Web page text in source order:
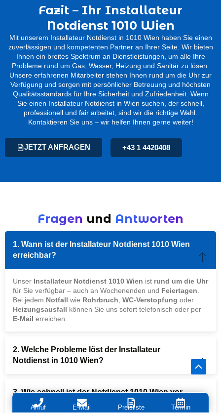
Fazit – Ihr Installateur
Notdienst 1010 Wien
Mit unserem Installateur Notdienst in 1010 Wien haben Sie einen
zuverlässigen und kompetenten Partner an Ihrer Seite. Wir bieten
Ihnen ein breites Spektrum an Dienstleistungen, um alle Ihre
Probleme rund um Gas, Wasser, Heizung und Sanitär zu lösen.
Unsere erfahrenen Mitarbeiter stehen Ihnen rund um die Uhr zur
Verfügung und sorgen mit persönlicher Betreuung und höchsten
Qualitätsstandards für Ihre Sicherheit und Zufriedenheit. Wenn
Sie einen Installateur Notdienst in Wien suchen, der schnell,
professionell und fair arbeitet, sind wir die richtige Wahl.
Kontaktieren Sie uns – wir helfen Ihnen gerne weiter!
JETZT ANFRAGEN +43 1 4420408
Fragen und Antworten
1. Wann ist der Installateur Notdienst 1010 Wien
erreichbar?
Unser Installateur Notdienst 1010 Wien ist rund um die Uhr
für Sie verfügbar – auch an Wochenenden und Feiertagen
Bei jedem Notfall wie Rohrbruch WC-Verstopfung oder
Heizungsausfall können Sie uns sofort telefonisch oder per
E-Mail erreichen.
2. Welche Probleme löst der Installateur
Notdienst in 1010 Wien?
3. Wie schnell ist der Notdienst 1010 Wien vor
Anruf E-Mail Preisliste Termin
Scroll
Top